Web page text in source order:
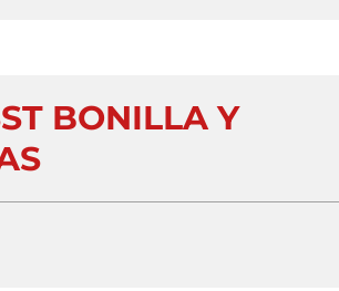
BONILLA Y